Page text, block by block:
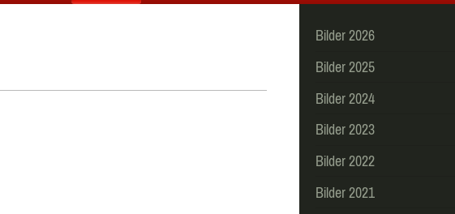
Bilder 2026
Bilder 2025
Bilder 2024
Bilder 2023
Bilder 2022
Bilder 2021